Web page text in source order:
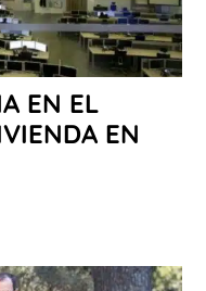
EN EL
EN